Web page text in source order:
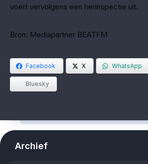
voert vervolgens een herinspectie uit.
Bron: Mediapartner BEATFM
Facebook X WhatsApp
Bluesky
Archief